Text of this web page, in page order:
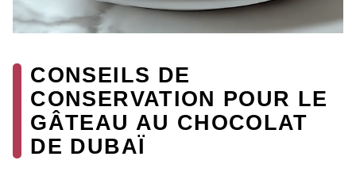
CONSEILS DE
CONSERVATION POUR LE
GÂTEAU AU CHOCOLAT
DE DUBAÏ